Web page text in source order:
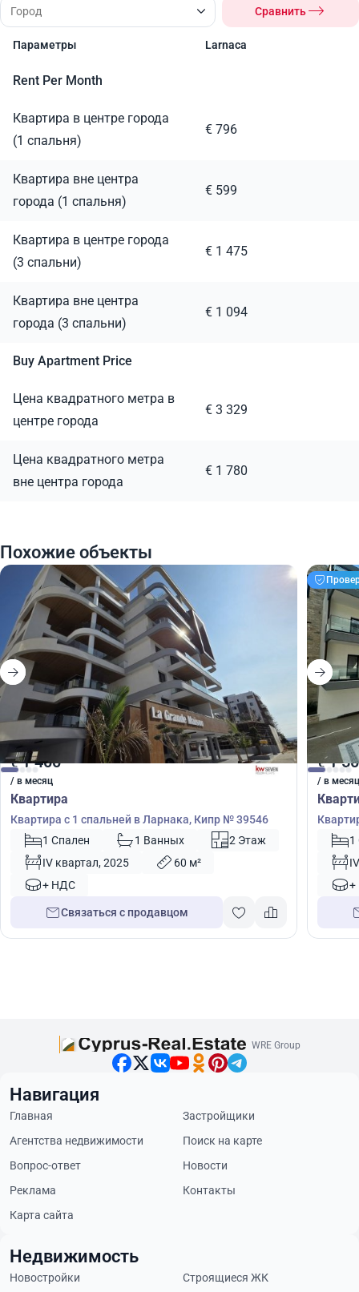
Сравнить
Параметры Larnaca
Rent Per Month
Квартира в центре города
(1 спальня)
€ 796
Квартира вне центра
города (1 спальня)
€ 599
Квартира в центре города
(3 спальни)
€ 1 475
Квартира вне центра
города (3 спальни)
€ 1 094
Buy Apartment Price
Цена квадратного метра в
центре города
€ 3 329
Цена квадратного метра
вне центра города
€ 1 780
Похожие объекты
€1 400
/ в месяц
Квартира
Квартира с 1 спальней в Ларнака, Кипр № 39546
1 Спален
1 Ванных
2 Этаж
IV квартал, 2025
60 м²
+ НДС
Связаться с продавцом
€1
/ в
572221
WRE Group
Навигация
Главная
Застройщики
Агентства недвижимости
Поиск на карте
Вопрос-ответ
Новости
Реклама
Контакты
Карта сайта
Недвижимость
Новостройки Строящиеся ЖК